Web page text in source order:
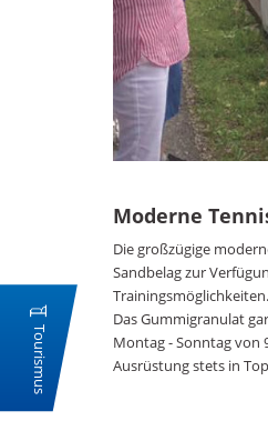
Moderne
Die großzügige
Sandbelag zur
Das Gummigranulat
Montag - Sonntag von
Ausrüstung stets in
Tourismus